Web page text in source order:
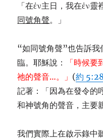
「在ἐν主日，我在ἐν
同號角聲。」
“如同號角聲”也告訴
臨。耶穌說：
「時候
祂的聲音…。」 (約 5:28
記著：「因為在發令的
和神號角的聲音，主要
我們實際上在啟示錄中